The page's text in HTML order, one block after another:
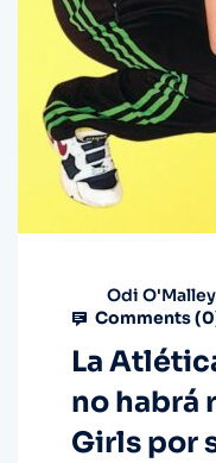
Odi O'Malley
Comments (0
La
no habrá
Girls por